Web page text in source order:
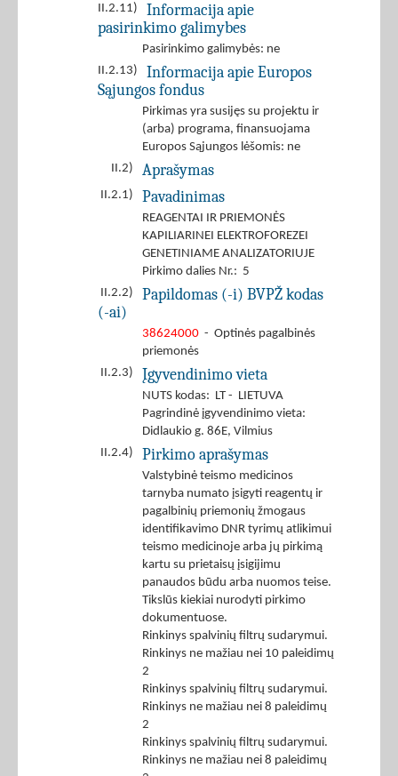
II.2.11)
Informacija apie
pasirinkimo galimybes
Pasirinkimo galimybės: ne
II.2.13)
Informacija apie Europos
Sąjungos fondus
Pirkimas yra susijęs su projektu ir
(arba) programa, finansuojama
Europos Sąjungos lėšomis: ne
II.2)
Aprašymas
II.2.1) Pavadinimas
REAGENTAI IR PRIEMONĖS
KAPILIARINEI ELEKTROFOREZEI
GENETINIAME ANALIZATORIUJE
Pirkimo dalies Nr.: 5
II.2.2)
Papildomas (-i) BVPŽ kodas
(-ai)
38624000 - Optinės pagalbinės
priemonės
II.2.3)
Įgyvendinimo vieta
NUTS kodas: LT - LIETUVA
Pagrindinė įgyvendinimo vieta:
Didlaukio g. 86E, Vilmius
II.2.4)
Pirkimo aprašymas
Valstybinė teismo medicinos
tarnyba numato įsigyti reagentų ir
pagalbinių priemonių žmogaus
identifikavimo DNR tyrimų atlikimui
teismo medicinoje arba jų pirkimą
kartu su prietaisų įsigijimu
panaudos būdu arba nuomos teise.
Tikslūs kiekiai nurodyti pirkimo
dokumentuose.
Rinkinys spalvinių filtrų sudarymui.
Rinkinys ne mažiau nei 10 paleidimų
2
Rinkinys spalvinių filtrų sudarymui.
Rinkinys ne mažiau nei 8 paleidimų
2
Rinkinys spalvinių filtrų sudarymui.
Rinkinys ne mažiau nei 8 paleidimų